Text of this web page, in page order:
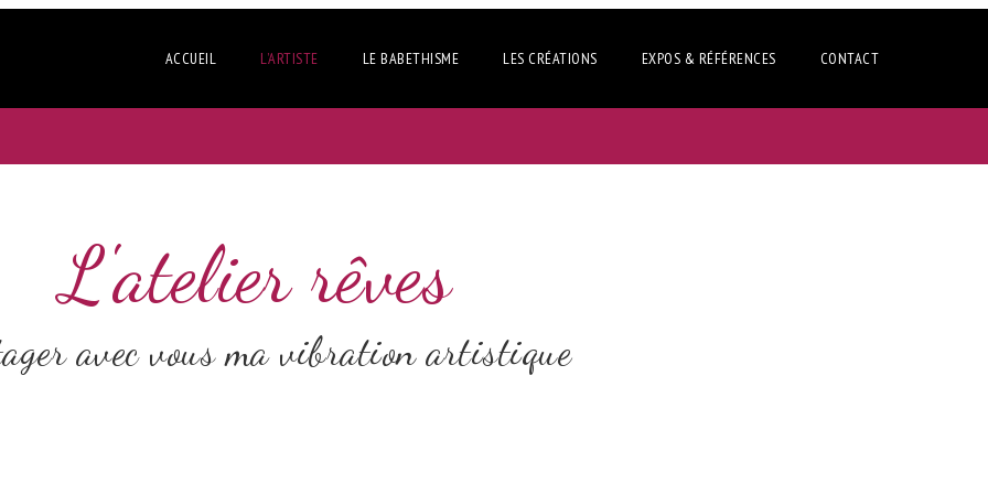
ACCUEIL L’ARTISTE LE BABETHISME LES CRÉATIONS EXPOS & RÉFÉRENCES CONTACT
L'atelier rêves
avec vous ma vibration artistique